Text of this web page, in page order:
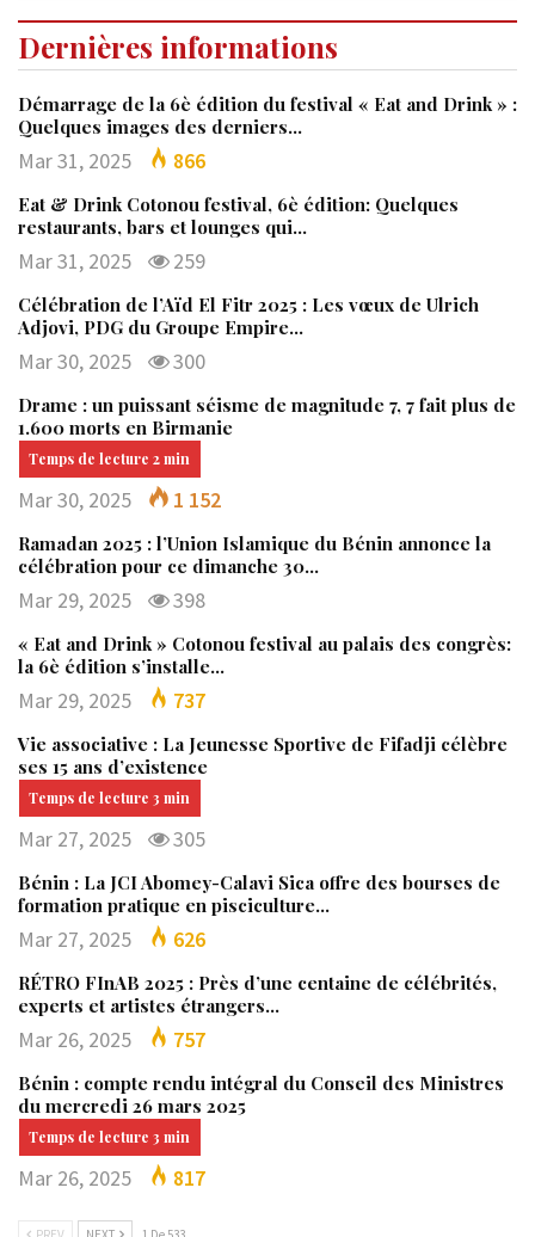
Dernières informations
Démarrage de la 6è édition du festival « Eat and Drink » :
Quelques images des derniers…
Mar 31, 2025 866
Eat & Drink Cotonou festival, 6è édition: Quelques
restaurants, bars et lounges qui…
Mar 31, 2025 259
Célébration de l’Aïd El Fitr 2025 : Les vœux de Ulrich
Adjovi, PDG du Groupe Empire…
Mar 30, 2025 300
Drame : un puissant séisme de magnitude 7, 7 fait plus de
1.600 morts en Birmanie
Mar 30, 2025 1 152
Ramadan 2025 : l’Union Islamique du Bénin annonce la
célébration pour ce dimanche 30…
Mar 29, 2025 398
« Eat and Drink » Cotonou festival au palais des congrès:
la 6è édition s’installe…
Mar 29, 2025 737
Vie associative : La Jeunesse Sportive de Fifadji célèbre
ses 15 ans d’existence
Mar 27, 2025 305
Bénin : La JCI Abomey-Calavi Sica offre des bourses de
formation pratique en pisciculture…
Mar 27, 2025 626
RÉTRO FInAB 2025 : Près d’une centaine de célébrités,
experts et artistes étrangers…
Mar 26, 2025 757
Bénin : compte rendu intégral du Conseil des Ministres
du mercredi 26 mars 2025
Mar 26, 2025 817